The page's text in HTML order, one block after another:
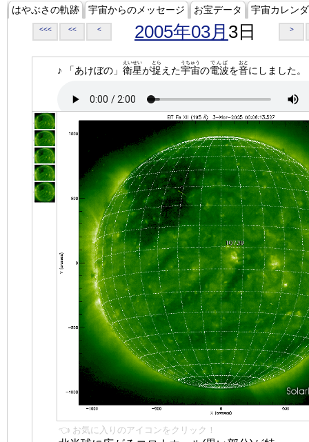
はやぶさの軌跡 宇宙からのメッセージ お宝データ 宇宙カレン
<<< << < 2005年03月 3日 >
♪ 「あけぼの」 衛星
えいせい
が捉
とら
えた宇宙
うちゅう
の電波
でんぱ
を音
おと
にしました。
👈 お気に入りのアイコンをクリック！